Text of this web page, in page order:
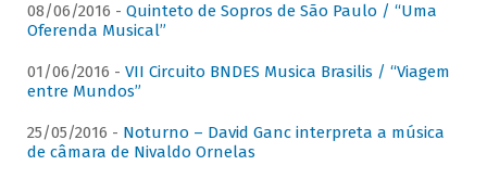
08/06/2016 - Quinteto de Sopros de São Paulo / “Uma
Oferenda Musical”
01/06/2016 - VII Circuito BNDES Musica Brasilis / “Viagem
entre Mundos”
25/05/2016 - Noturno – David Ganc interpreta a música
de câmara de Nivaldo Ornelas